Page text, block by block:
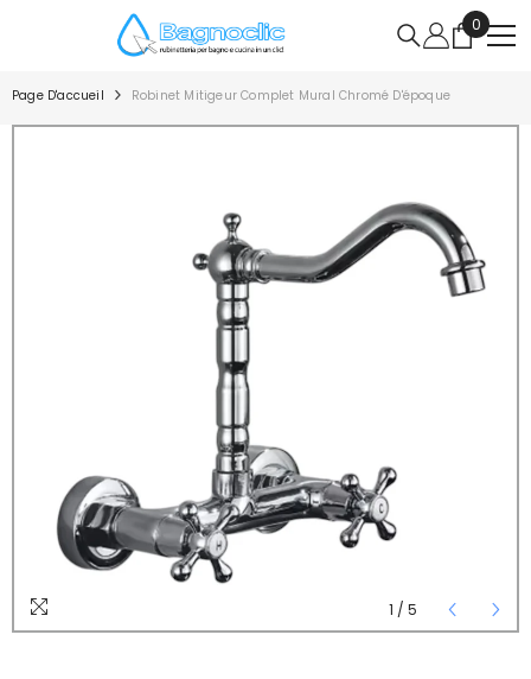
IGNORER ET PASSER AU CONTENU
0
0
article
Page D'accueil Robinet Mitigeur Complet Mural Chromé D'époque
1 / 5